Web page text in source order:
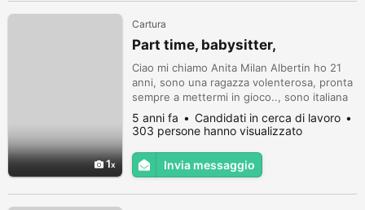
1
Cartura
Part time, babysitter,
Ciao mi chiamo Anita Milan Albertin ho 21
anni, sono una ragazza volenterosa, pronta
sempre a mettermi in gioco.., sono italiana
di Cartura. Cerco lavoro part time come
babysitter, dogsitter, pulizie, operaia,
gelataia, cassiera..Automunita.
5 anni fa
Candidati in cerca di lavoro
303 persone hanno visualizzato
Invia messaggio